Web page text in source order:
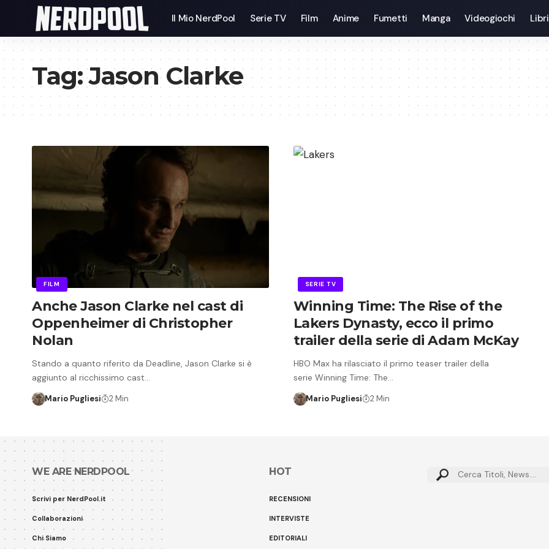
Il Mio NerdPool Serie TV Film Anime Fumetti Manga Videogiochi Libri
Tag:Jason Clarke
FILM
Anche Jason Clarke nel cast di
Oppenheimer di Christopher
Nolan
Stando a quanto riferito da Deadline, Jason Clarke si è
aggiunto al ricchissimo cast…
Mario Pugliesi 2 Min
SERIE TV
Winning Time: The Rise of the
Lakers Dynasty, ecco il primo
trailer della serie di Adam McKay
HBO Max ha rilasciato il primo teaser trailer della
serie Winning Time: The…
Mario Pugliesi 2 Min
WE ARE NERDPOOL
Scrivi per NerdPool.it
Collaborazioni
Chi Siamo
HOT
RECENSIONI
INTERVISTE
EDITORIALI
Cerca: